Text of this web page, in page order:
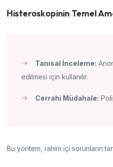
Histeroskopinin Temel
Tanısal İnceleme:
edilmesi için kullanılır.
Cerrahi Müdahale:
Bu yöntem, rahim içi sorunların